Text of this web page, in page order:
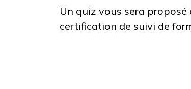
Un quiz vous sera proposé
certification de suivi de